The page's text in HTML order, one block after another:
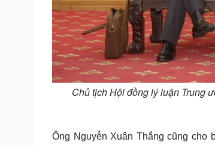
Chủ tịch Hội đồng lý luận Trung
Ông Nguyễn Xuân Thắng cũng